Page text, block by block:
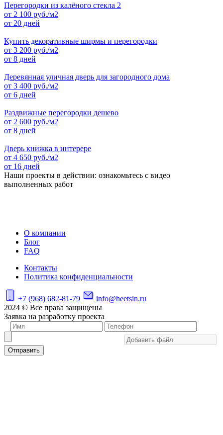
Перегородки из калёного стекла 2
от 2 100 руб./м2
от 20 дней
Купить декоративные ширмы и перегородки
от 3 200 руб./м2
от 8 дней
Деревянная уличная дверь для загородного дома
от 3 400 руб./м2
от 6 дней
Раздвижные перегородки дешево
от 2 600 руб./м2
от 8 дней
Дверь книжка в интерере
от 4 650 руб./м2
от 16 дней
Наши проекты в действии: ознакомьтесь с видео
выполненных работ
О компании
Блог
FAQ
Контакты
Политика конфиденциальности
+7 (968) 682-81-79
info@heetsin.ru
2024 © Все права защищены
Заявка на разработку проекта
Отправить